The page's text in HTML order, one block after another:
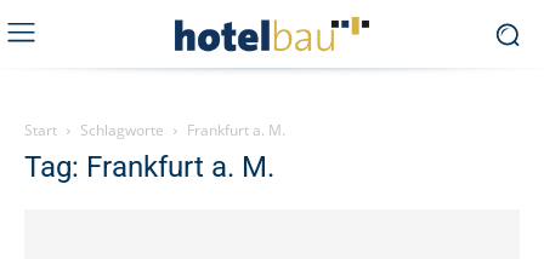
Start Schlagworte Frankfurt a. M.
Tag: Frankfurt a. M.